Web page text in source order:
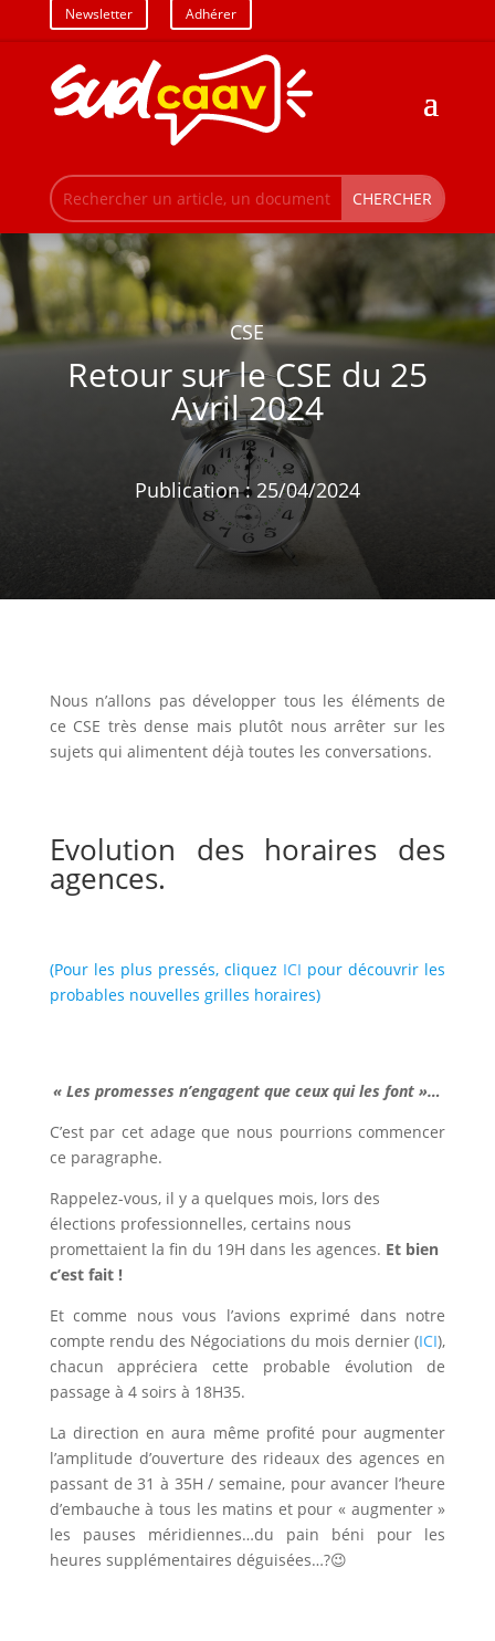
Newsletter Adhérer
CSE
Retour sur le CSE du 25
Avril 2024
Publication : 25/04/2024
Nous n’allons pas développer tous les éléments de
ce CSE très dense mais plutôt nous arrêter sur les
sujets qui alimentent déjà toutes les conversations.
Evolution des horaires des
agences.
(Pour les plus pressés, cliquez ICI pour découvrir les
probables nouvelles grilles horaires)
« Les promesses n’engagent que ceux qui les font »…
C’est par cet adage que nous pourrions commencer
ce paragraphe.
Rappelez-vous, il y a quelques mois, lors des
élections professionnelles, certains nous
promettaient la fin du 19H dans les agences. Et bien
c’est fait !
Et comme nous vous l’avions exprimé dans notre
compte rendu des Négociations du mois dernier (ICI),
chacun appréciera cette probable évolution de
passage à 4 soirs à 18H35.
La direction en aura même profité pour augmenter
l’amplitude d’ouverture des rideaux des agences en
passant de 31 à 35H / semaine, pour avancer l’heure
d’embauche à tous les matins et pour « augmenter »
les pauses méridiennes…du pain béni pour les
heures supplémentaires déguisées…?😉